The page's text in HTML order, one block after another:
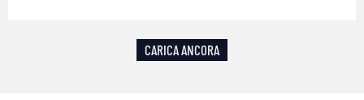
CARICA ANCORA